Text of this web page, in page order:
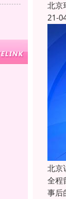
北京
21-
北京
全程
事后